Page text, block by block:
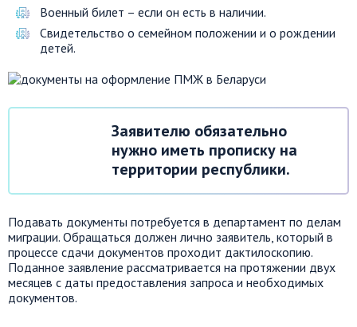
Военный билет – если он есть в наличии.
Свидетельство о семейном положении и о рождении
детей.
Заявителю обязательно
нужно иметь прописку на
территории республики.
Подавать документы потребуется в департамент по делам
миграции. Обращаться должен лично заявитель, который в
процессе сдачи документов проходит дактилоскопию.
Поданное заявление рассматривается на протяжении двух
месяцев с даты предоставления запроса и необходимых
документов.